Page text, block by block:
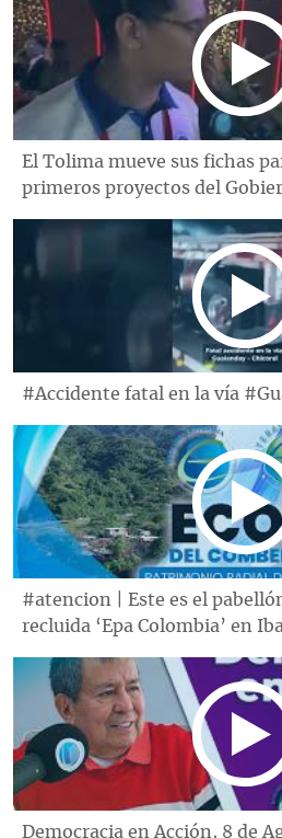
El Tolima mueve sus fichas
primeros proyectos del
#Accidente fatal en la vía
#atencion | Este es el
recluida ‘Epa Colombia’ en
Democracia en Acción, 8 de